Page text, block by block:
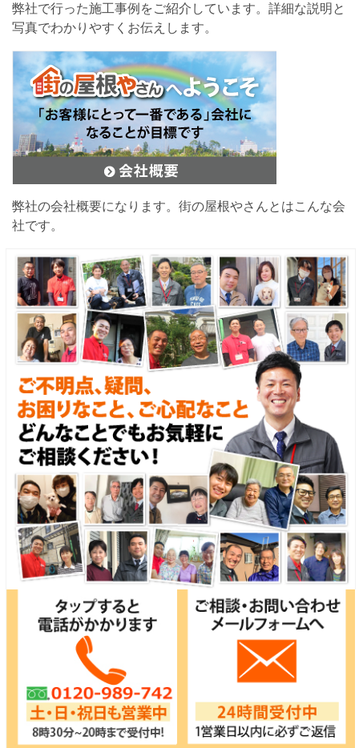
弊社で行った施工事例をご紹介しています。詳細な説明と
写真でわかりやすくお伝えします。
弊社の会社概要になります。街の屋根やさんとはこんな会
社です。